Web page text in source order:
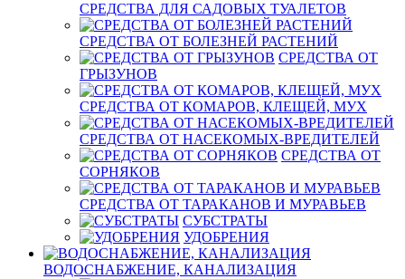
СРЕДСТВА ДЛЯ САДОВЫХ ТУАЛЕТОВ
СРЕДСТВА ОТ БОЛЕЗНЕЙ РАСТЕНИЙ
СРЕДСТВА ОТ
ГРЫЗУНОВ
СРЕДСТВА ОТ КОМАРОВ, КЛЕЩЕЙ, МУХ
СРЕДСТВА ОТ НАСЕКОМЫХ-ВРЕДИТЕЛЕЙ
СРЕДСТВА ОТ
СОРНЯКОВ
СРЕДСТВА ОТ ТАРАКАНОВ И МУРАВЬЕВ
СУБСТРАТЫ
УДОБРЕНИЯ
ВОДОСНАБЖЕНИЕ, КАНАЛИЗАЦИЯ